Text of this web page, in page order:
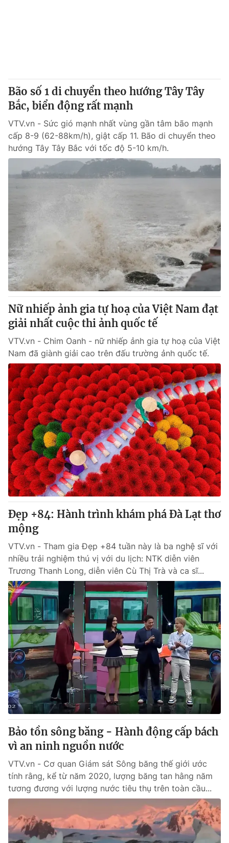
Bão số 1 di chuyển theo hướng Tây Tây
Bắc, biển động rất mạnh
VTV.vn - Sức gió mạnh nhất vùng gần tâm bão mạnh
cấp 8-9 (62-88km/h), giật cấp 11. Bão di chuyển theo
hướng Tây Tây Bắc với tốc độ 5-10 km/h.
Nữ nhiếp ảnh gia tự hoạ của Việt Nam đạt
giải nhất cuộc thi ảnh quốc tế
VTV.vn - Chim Oanh - nữ nhiếp ảnh gia tự hoạ của Việt
Nam đã giành giải cao trên đấu trường ảnh quốc tế.
Đẹp +84: Hành trình khám phá Đà Lạt thơ
mộng
VTV.vn - Tham gia Đẹp +84 tuần này là ba nghệ sĩ với
nhiều trải nghiệm thú vị với du lịch: NTK diễn viên
Trương Thanh Long, diễn viên Cù Thị Trà và ca sĩ...
Bảo tồn sông băng - Hành động cấp bách
vì an ninh nguồn nước
VTV.vn - Cơ quan Giám sát Sông băng thế giới ước
tính rằng, kể từ năm 2020, lượng băng tan hằng năm
tương đương với lượng nước tiêu thụ trên toàn cầu...